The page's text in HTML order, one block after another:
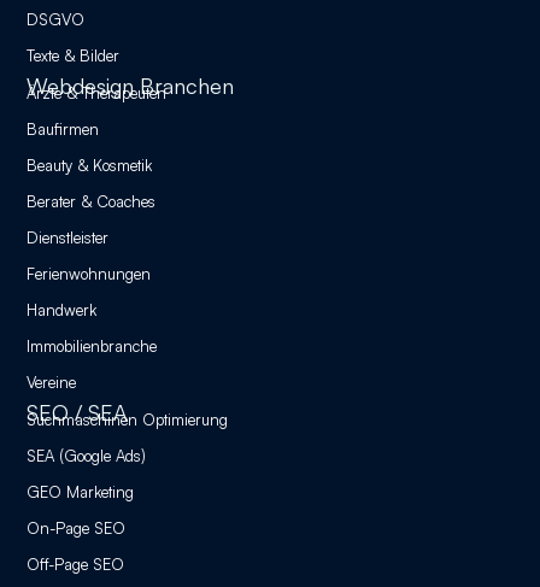
DSGVO
Texte & Bilder
Webdesign Branchen
Ärzte & Therapeuten
Baufirmen
Beauty & Kosmetik
Berater & Coaches
Dienstleister
Ferienwohnungen
Handwerk
Immobilienbranche
Vereine
SEO / SEA
Suchmaschinen Optimierung
SEA (Google Ads)
GEO Marketing
On-Page SEO
Off-Page SEO